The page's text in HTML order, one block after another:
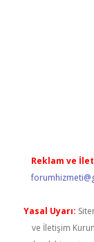
Reklam ve
Yasal Uyarı:
ve İletişim